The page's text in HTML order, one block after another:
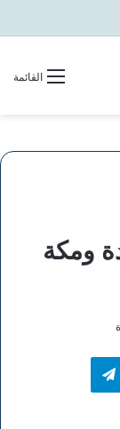
القائمة
ومكة
تيلقرام